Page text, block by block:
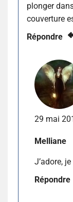
plonger
couverture
Répondre
29 mai
Melliane
J’adore,
Répondre